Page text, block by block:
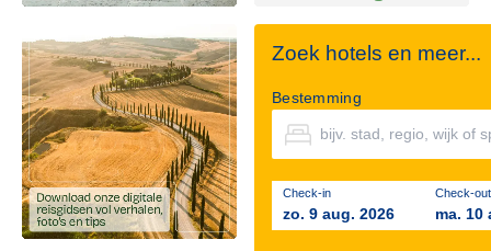
Zoek hotels en meer...
Bestemming
Check-in
zo. 9 aug. 2026
Check-out
ma. 10